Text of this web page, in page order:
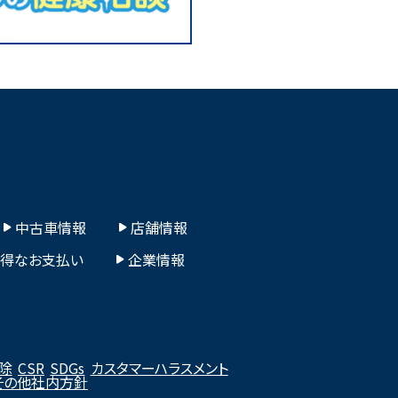
中古車情報
店舗情報
なお支払い
企業情報
CSR SDGs カスタマーハラスメント
の他社内方針